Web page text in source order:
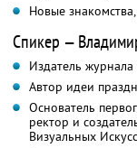
Новые
Спикер —
Издатель
Автор идеи
Основатель
ректор и
Визуальных